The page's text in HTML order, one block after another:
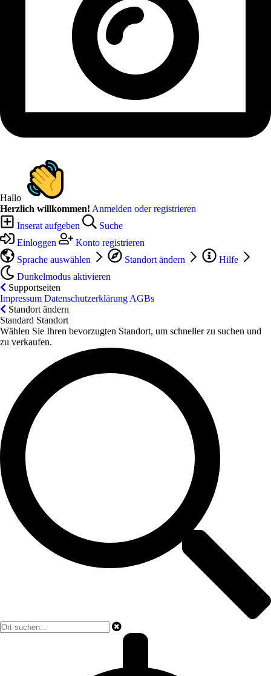
Hallo
Herzlich willkommen! Anmelden oder registrieren
Inserat aufgeben
Suche
Einloggen
Konto registrieren
Sprache auswählen
Standort ändern
Hilfe
Dunkelmodus aktivieren
Supportseiten
Impressum Datenschutzerklärung AGBs
Standort ändern
Standard Standort
Wählen Sie Ihren bevorzugten Standort, um schneller zu suchen und
zu verkaufen.